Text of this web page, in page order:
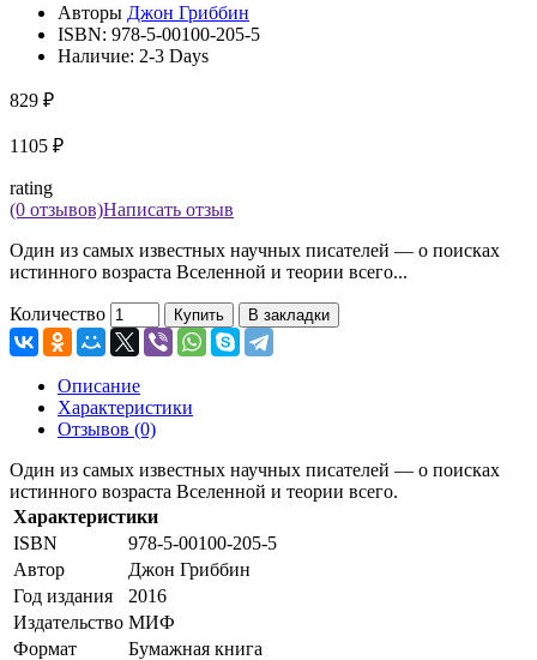
Авторы Джон Гриббин
ISBN: 978-5-00100-205-5
Наличие: 2-3 Days
829 ₽
1105 ₽
rating
(0 отзывов)Написать отзыв
Один из самых известных научных писателей — о поисках
истинного возраста Вселенной и теории всего...
Количество Купить В закладки
Описание
Характеристики
Отзывов (0)
Один из самых известных научных писателей — о поисках
истинного возраста Вселенной и теории всего.
Характеристики
ISBN
978-5-00100-205-5
Автор
Джон Гриббин
Год издания
2016
Издательство МИФ
Формат
Бумажная книга